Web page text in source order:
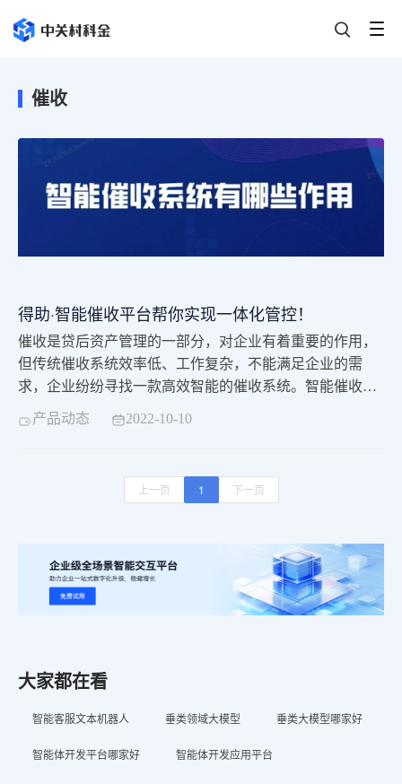
催收
得助·智能催收平台帮你实现一体化管控！
催收是贷后资产管理的一部分，对企业有着重要的作用，
但传统催收系统效率低、工作复杂，不能满足企业的需
求，企业纷纷寻找一款高效智能的催收系统。智能催收系
统依托于互联网时代出现，实现高效率且合规的催收。
产品动态 2022-10-10
上一页 1 下一页
大家都在看
智能客服文本机器人 垂类领域大模型 垂类大模型哪家好
智能体开发平台哪家好 智能体开发应用平台